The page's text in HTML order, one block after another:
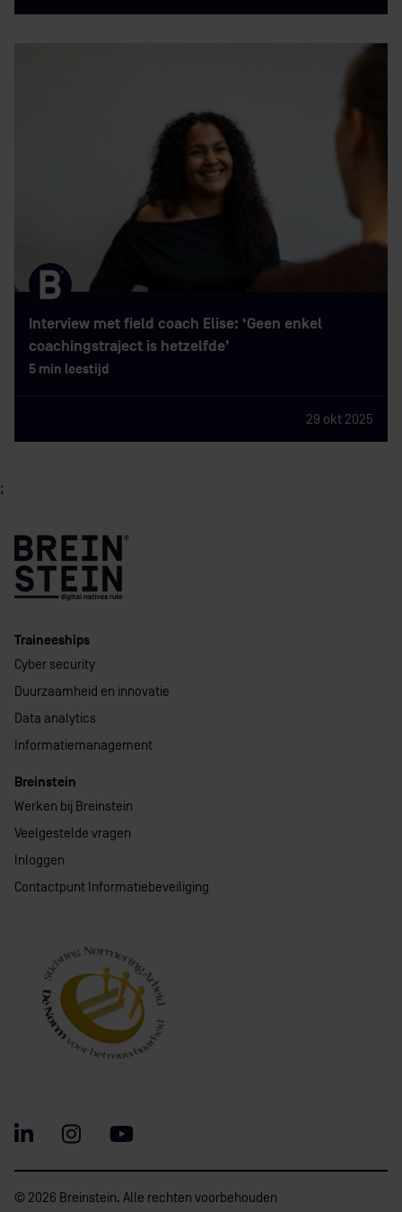
Interview met field coach Elise: ‘Geen enkel
coachingstraject is hetzelfde’
5 min leestijd
29 okt 2025
;
Traineeships
Cyber security
Duurzaamheid en innovatie
Data analytics
Informatiemanagement
Breinstein
Werken bij Breinstein
Veelgestelde vragen
Inloggen
Contactpunt Informatiebeveiliging
© 2026 Breinstein. Alle rechten voorbehouden